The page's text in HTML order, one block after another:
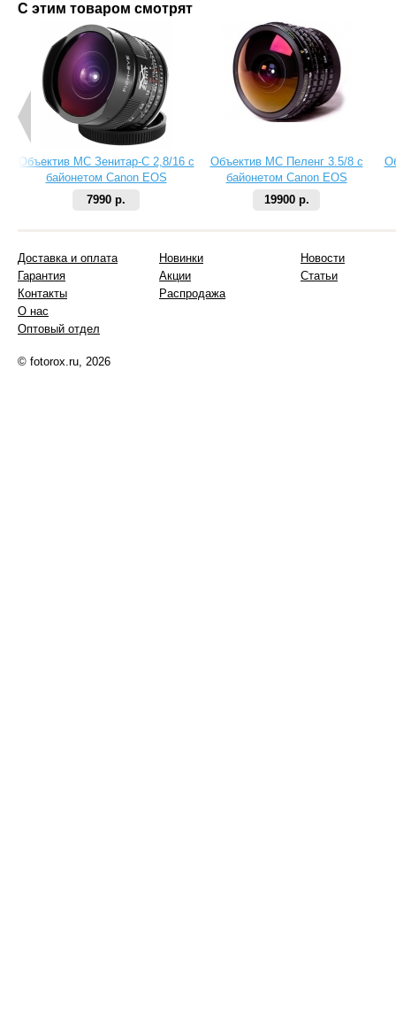
С этим товаром смотрят
Объектив МС Зенитар-C 2,8/16 с
байонетом Canon EOS
7990 р.
Объектив МС Пеленг 3.5/8 с
байонетом Canon EOS
19900 р.
Доставка и оплата
Гарантия
Контакты
О нас
Оптовый отдел
Новинки
Акции
Распродажа
Новости
Статьи
© fotorox.ru, 2026